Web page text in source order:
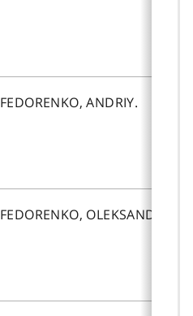
FEDORENKO, ANDRIY.
FEDORENKO, OLEKSANDRA.